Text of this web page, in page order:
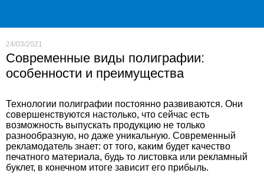
24/03/2021
Современные виды полиграфии:
особенности и преимущества
Технологии полиграфии постоянно развиваются. Они
совершенствуются настолько, что сейчас есть
возможность выпускать продукцию не только
разнообразную, но даже уникальную. Современный
рекламодатель знает: от того, каким будет качество
печатного материала, будь то листовка или рекламный
буклет, в конечном итоге зависит его прибыль.